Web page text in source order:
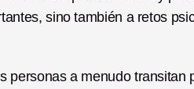
sino también a retos
personas a menudo